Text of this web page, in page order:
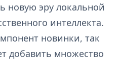
новую эру локальной
интеллекта.
новинки, так
добавить множество